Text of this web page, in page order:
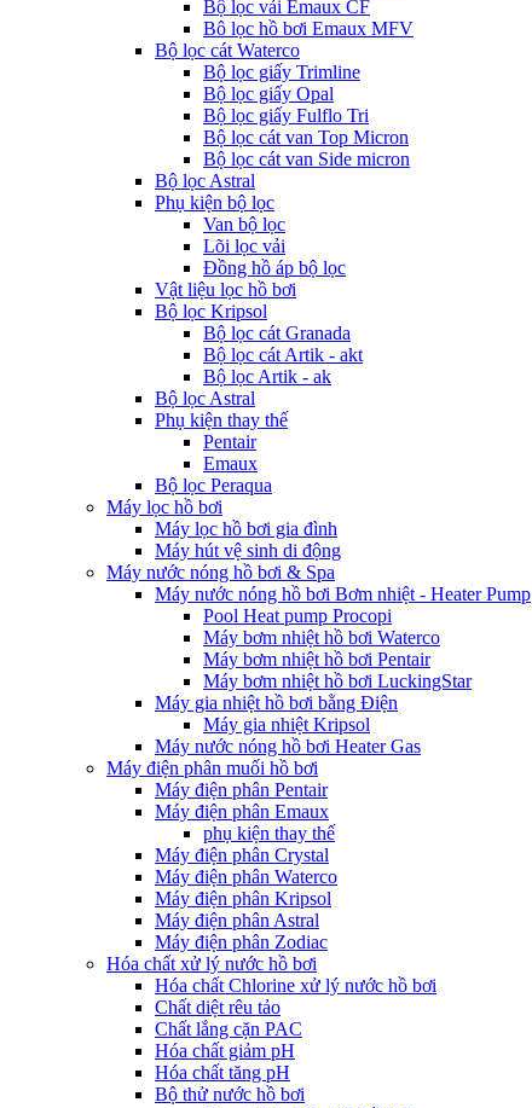
Bộ lọc vải Emaux CF
Bô lọc hồ bơi Emaux MFV
Bộ lọc cát Waterco
Bộ lọc giấy Trimline
Bộ lọc giấy Opal
Bộ lọc giấy Fulflo Tri
Bộ lọc cát van Top Micron
Bộ lọc cát van Side micron
Bộ lọc Astral
Phụ kiện bộ lọc
Van bộ lọc
Lõi lọc vải
Đồng hồ áp bộ lọc
Vật liệu lọc hồ bơi
Bộ lọc Kripsol
Bộ lọc cát Granada
Bộ lọc cát Artik - akt
Bộ lọc Artik - ak
Bộ lọc Astral
Phụ kiện thay thế
Pentair
Emaux
Bộ lọc Peraqua
Máy lọc hồ bơi
Máy lọc hồ bơi gia đình
Máy hút vệ sinh di động
Máy nước nóng hồ bơi & Spa
Máy nước nóng hồ bơi Bơm nhiệt - Heater Pump
Pool Heat pump Procopi
Máy bơm nhiệt hồ bơi Waterco
Máy bơm nhiệt hồ bơi Pentair
Máy bơm nhiệt hồ bơi LuckingStar
Máy gia nhiệt hồ bơi bằng Điện
Máy gia nhiệt Kripsol
Máy nước nóng hồ bơi Heater Gas
Máy điện phân muối hồ bơi
Máy điện phân Pentair
Máy điện phân Emaux
phụ kiện thay thế
Máy điện phân Crystal
Máy điện phân Waterco
Máy điện phân Kripsol
Máy điện phân Astral
Máy điện phân Zodiac
Hóa chất xử lý nước hồ bơi
Hóa chất Chlorine xử lý nước hồ bơi
Chất diệt rêu tảo
Chất lắng cặn PAC
Hóa chất giảm pH
Hóa chất tăng pH
Bộ thử nước hồ bơi